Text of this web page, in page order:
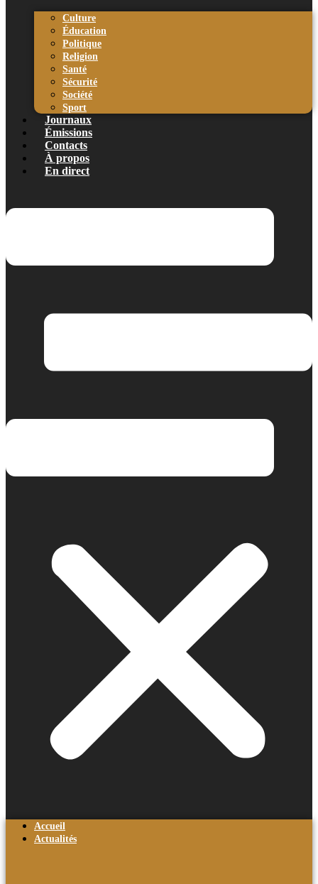
Culture
Éducation
Politique
Religion
Santé
Sécurité
Société
Sport
Journaux
Émissions
Contacts
À propos
En direct
Accueil
Actualités